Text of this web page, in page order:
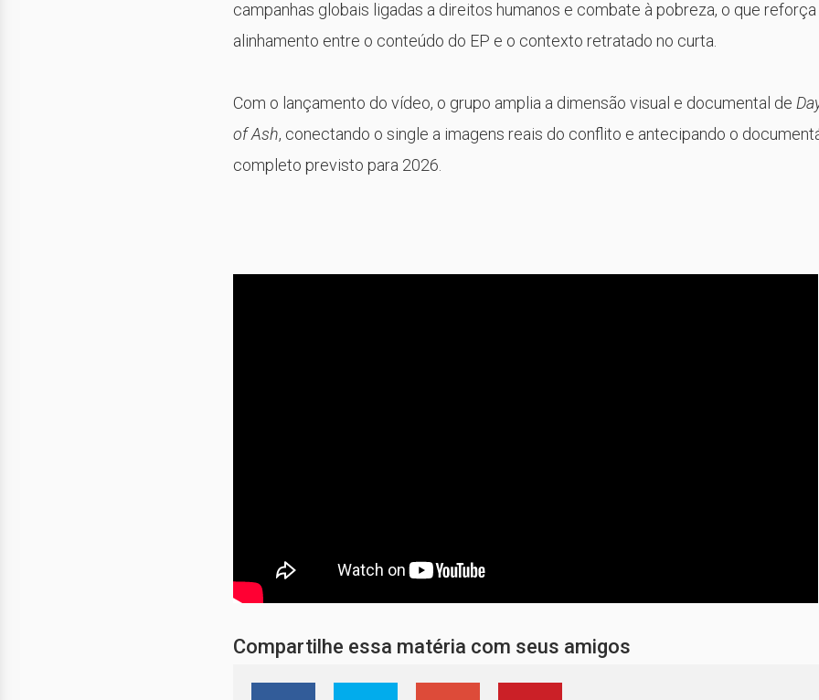
campanhas globais ligadas a direitos humanos e combate à pobreza, o que reforça
alinhamento entre o conteúdo do EP e o contexto retratado no curta.
Com o lançamento do vídeo, o grupo amplia a dimensão visual e documental de
of Ash, conectando o single a imagens reais do conflito e antecipando o
completo previsto para 2026.
Compartilhe essa matéria com seus amigos